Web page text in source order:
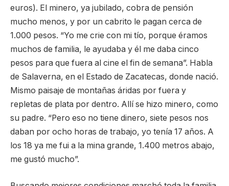
euros). El minero, ya jubilado, cobra de pensión
mucho menos, y por un cabrito le pagan cerca de
1.000 pesos. “Yo me crie con mi tío, porque éramos
muchos de familia, le ayudaba y él me daba cinco
pesos para que fuera al cine el fin de semana”. Habla
de Salaverna, en el Estado de Zacatecas, donde nació.
Mismo paisaje de montañas áridas por fuera y
repletas de plata por dentro. Allí se hizo minero, como
su padre. “Pero eso no tiene dinero, siete pesos nos
daban por ocho horas de trabajo, yo tenía 17 años. A
los 18 ya me fui a la mina grande, 1.400 metros abajo,
me gustó mucho”.